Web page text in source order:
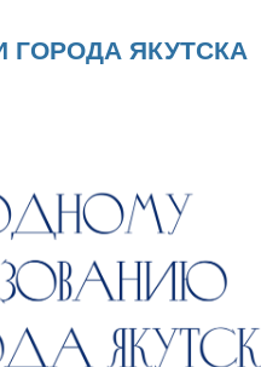
ГОРОДА ЯКУТСКА